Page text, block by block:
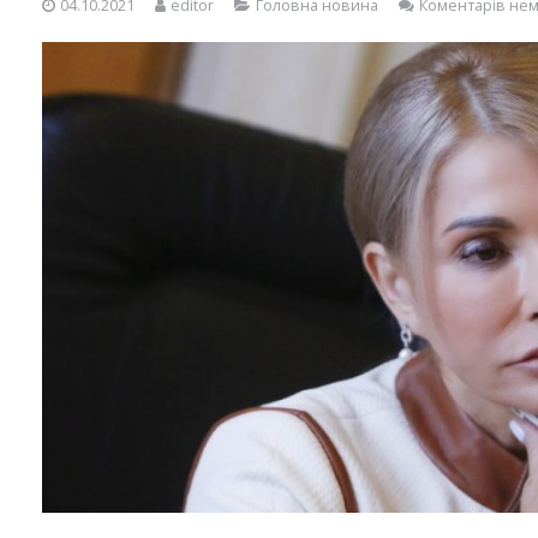
04.10.2021 editor Головна новина Коментарів